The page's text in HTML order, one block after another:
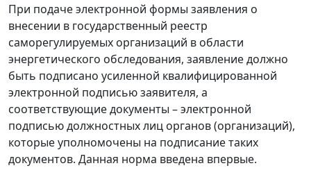
При подаче электронной формы заявления о
внесении в государственный реестр
саморегулируемых организаций в области
энергетического обследования, заявление должно
быть подписано усиленной квалифицированной
электронной подписью заявителя, а
соответствующие документы – электронной
подписью должностных лиц органов (организаций),
которые уполномочены на подписание таких
документов. Данная норма введена впервые.